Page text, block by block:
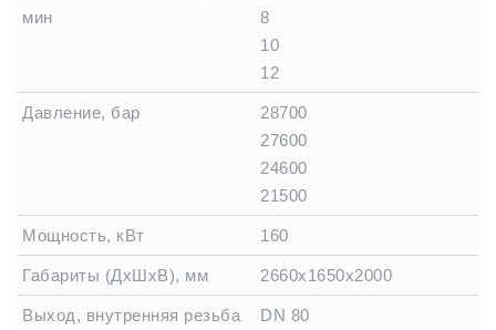
мин
8
10
12
Давление, бар
28700
27600
24600
21500
Мощность, кВт 160
Габариты (ДхШхВ), мм 2660х1650х2000
Выход, внутренняя резьба DN 80